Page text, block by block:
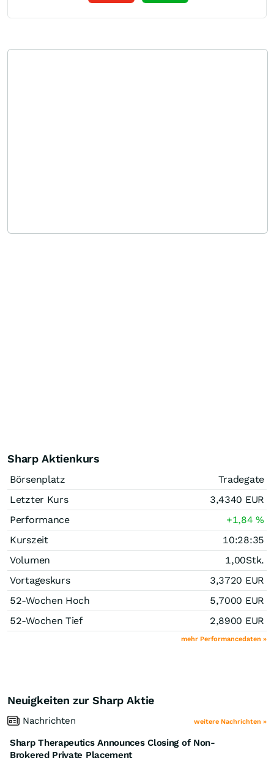
Sharp Aktienkurs
Börsenplatz
Tradegate
Letzter Kurs
3,4340 EUR
Performance
+1,84%
Kurszeit
10:28:35
Volumen
1,00Stk.
Vortageskurs
3,3720 EUR
52-Wochen Hoch
5,7000 EUR
52-Wochen Tief
2,8900 EUR
mehr Performancedaten »
Neuigkeiten zur Sharp Aktie
Nachrichten weitere Nachrichten »
Sharp Therapeutics Announces Closing of Non-
Brokered Private Placement